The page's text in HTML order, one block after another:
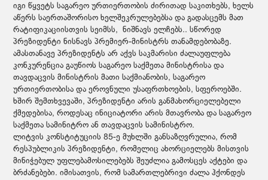
იგი წყვეტს საგარეო ურთიერთობის ძირითად საკითხებს, ხელს
აწერს საერთაშორისო ხელშეკრულებებსა და გადასცემს მათ
რატიფიკაციისთვის სეიმსს, ნიშნავს ელჩებს.. სწორედ
პრეზიდენტი ნისნავს პრემიერ-მინისტრს თანამდებობაზე.
ამასთანავე პრეზიდენტს არ აქვს საკმარისი ძალაუფლება
კონკურენცია გაუწიოს საგარეო საქმეთა მინისტრისა და
თავდაცვის მინისტრის მათი საქმიანობის, საგარეო
ურთიერთობისა და ეროვნული უსაფრთხოების, სფეროებში.
ხშირ შემთხვევაში, პრეზიდენტი არის განმახორციელებელი
ქმედებისა, როდესაც ინიციატორი არის მთავრობა და საგარეო
საქმეთა სამინიტრო ან თავდაცვის სამინისტრო.
ლიტვის კონსტიტუციის 85-ე მუხლში განსაზღვრულია, რომ
რესპუბლიკის პრეზიდენტი, რომელიც ახორციელებს მისთვის
მინიჭებულ უფლებამოსილებებს შეუძლია გამოსცეს აქტები და
ბრძანებები. იმისათვის, რომ სამართლებრივი ძალა ჰქონდეს